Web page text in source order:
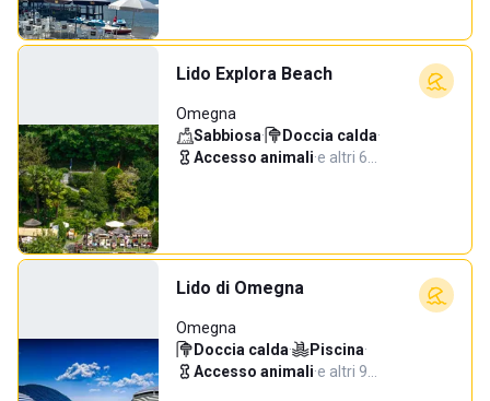
Lido Explora Beach
Omegna
Sabbiosa· Doccia calda·
Accesso animali·e altri 6…
Lido di Omegna
Omegna
Doccia calda· Piscina·
Accesso animali·e altri 9…